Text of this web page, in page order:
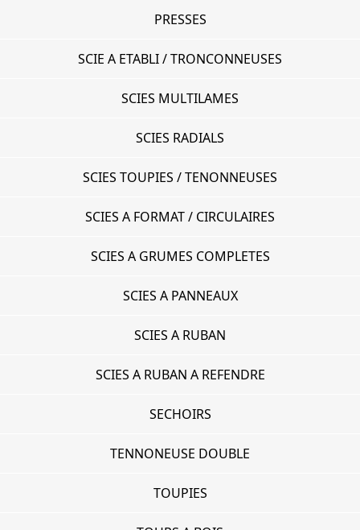
PRESSES
SCIE A ETABLI / TRONCONNEUSES
SCIES MULTILAMES
SCIES RADIALS
SCIES TOUPIES / TENONNEUSES
SCIES A FORMAT / CIRCULAIRES
SCIES A GRUMES COMPLETES
SCIES A PANNEAUX
SCIES A RUBAN
SCIES A RUBAN A REFENDRE
SECHOIRS
TENNONEUSE DOUBLE
TOUPIES